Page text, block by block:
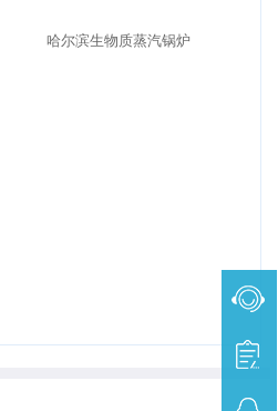
哈尔滨生物质蒸汽锅炉